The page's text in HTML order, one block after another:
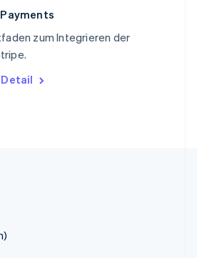
zum Integrieren der